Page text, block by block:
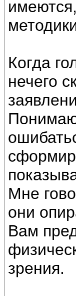
Когда
нечего
Мне
они
Вам
зрения.